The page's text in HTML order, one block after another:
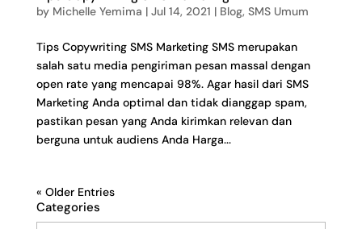
by Michelle Yemima | Jul 14, 2021 | Blog, SMS Umum
Tips Copywriting SMS Marketing SMS merupakan
salah satu media pengiriman pesan massal dengan
open rate yang mencapai 98%. Agar hasil dari SMS
Marketing Anda optimal dan tidak dianggap spam,
pastikan pesan yang Anda kirimkan relevan dan
berguna untuk audiens Anda Harga...
« Older Entries
Categories